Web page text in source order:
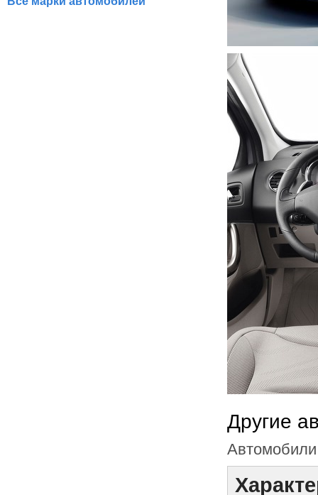
Другие
Автомобили